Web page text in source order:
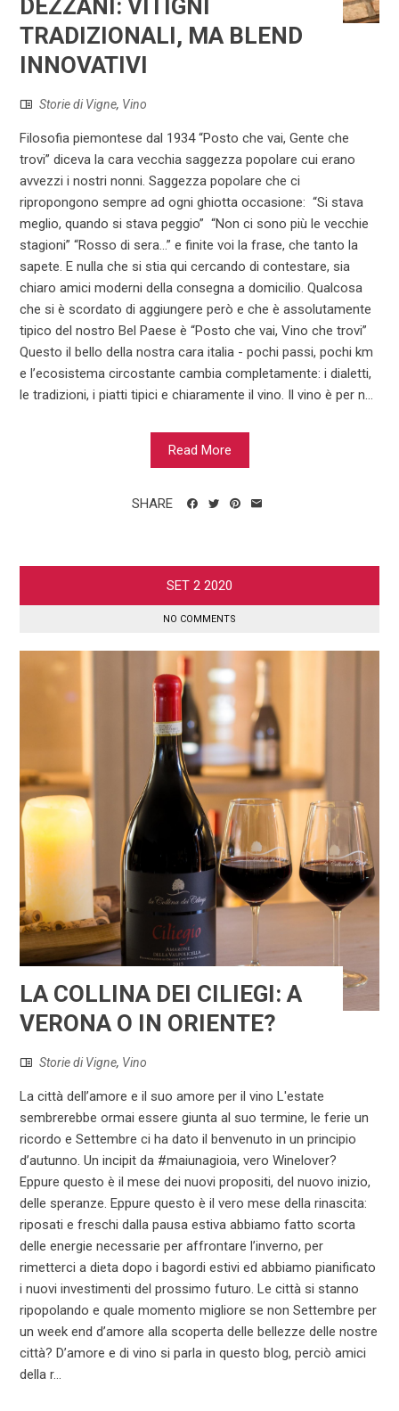
DEZZANI: VITIGNI
TRADIZIONALI, MA BLEND
INNOVATIVI
Storie di Vigne, Vino
Filosofia piemontese dal 1934 “Posto che vai, Gente che
trovi” diceva la cara vecchia saggezza popolare cui erano
avvezzi i nostri nonni. Saggezza popolare che ci
ripropongono sempre ad ogni ghiotta occasione: “Si stava
meglio, quando si stava peggio” “Non ci sono più le vecchie
stagioni” “Rosso di sera…” e finite voi la frase, che tanto la
sapete. E nulla che si stia qui cercando di contestare, sia
chiaro amici moderni della consegna a domicilio. Qualcosa
che si è scordato di aggiungere però e che è assolutamente
tipico del nostro Bel Paese è “Posto che vai, Vino che trovi”
Questo il bello della nostra cara italia - pochi passi, pochi km
e l’ecosistema circostante cambia completamente: i dialetti,
le tradizioni, i piatti tipici e chiaramente il vino. Il vino è per n...
Read More
SHARE
SET 2 2020
NO COMMENTS
LA COLLINA DEI CILIEGI: A
VERONA O IN ORIENTE?
Storie di Vigne, Vino
La città dell’amore e il suo amore per il vino L'estate
sembrerebbe ormai essere giunta al suo termine, le ferie un
ricordo e Settembre ci ha dato il benvenuto in un principio
d’autunno. Un incipit da #maiunagioia, vero Winelover?
Eppure questo è il mese dei nuovi propositi, del nuovo inizio,
delle speranze. Eppure questo è il vero mese della rinascita:
riposati e freschi dalla pausa estiva abbiamo fatto scorta
delle energie necessarie per affrontare l’inverno, per
rimetterci a dieta dopo i bagordi estivi ed abbiamo pianificato
i nuovi investimenti del prossimo futuro. Le città si stanno
ripopolando e quale momento migliore se non Settembre per
un week end d’amore alla scoperta delle bellezze delle nostre
città? D’amore e di vino si parla in questo blog, perciò amici
della r...